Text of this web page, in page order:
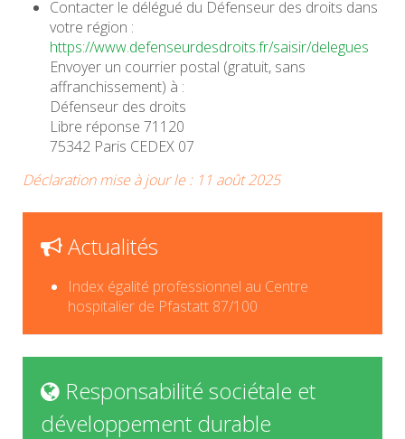
Contacter le délégué du Défenseur des droits dans
votre région :
https://www.defenseurdesdroits.fr/saisir/delegues
Envoyer un courrier postal (gratuit, sans
affranchissement) à :
Défenseur des droits
Libre réponse 71120
75342 Paris CEDEX 07
Déclaration mise à jour le : 11 août 2025
Actualités
Index égalité professionnel au Centre
hospitalier de Pfastatt 87/100
Responsabilité sociétale et
développement durable